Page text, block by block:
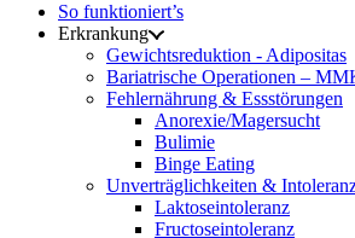
So funktioniert’s
Erkrankung
Gewichtsreduktion - Adipositas
Bariatrische Operationen –
Fehlernährung & Essstörungen
Anorexie/Magersucht
Bulimie
Binge Eating
Unverträglichkeiten &
Laktoseintoleranz
Fructoseintoleranz